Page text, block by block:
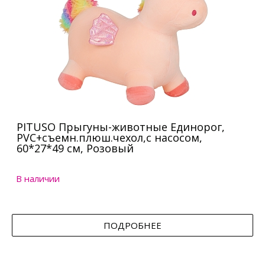
PITUSO Прыгуны-животные Единорог,
PVC+съемн.плюш.чехол,с насосом,
60*27*49 см, Розовый
В наличии
ПОДРОБНЕЕ